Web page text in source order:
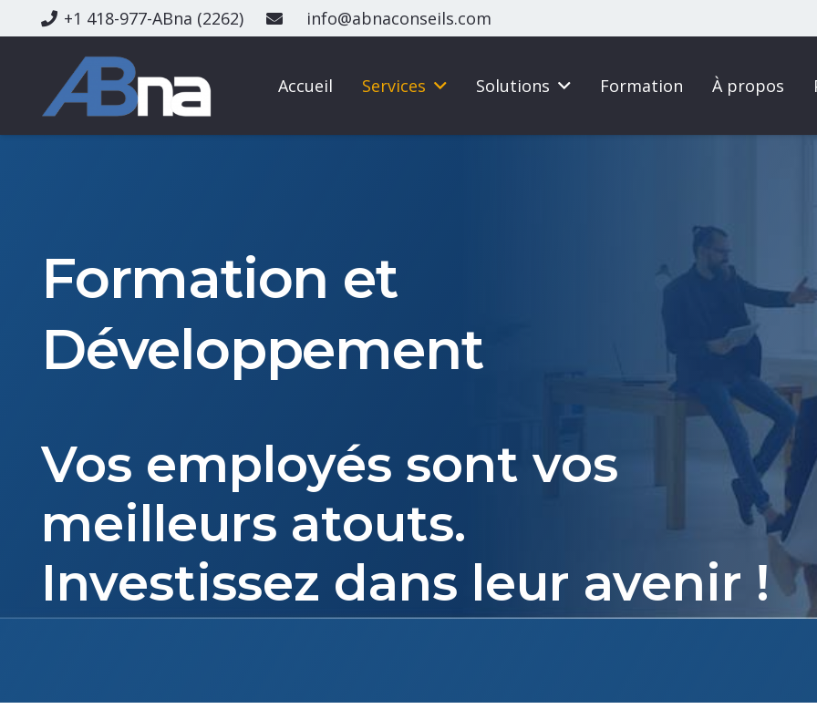
+1 418-977-ABna (2262) info@abnaconseils.com
Accueil Services Solutions Formation À propos
Formation et
Développement
Vos employés sont vos
meilleurs atouts.
Investissez dans leur avenir !